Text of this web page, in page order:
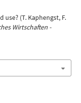
(T. Kaphengst, F.
Wirtschaften -